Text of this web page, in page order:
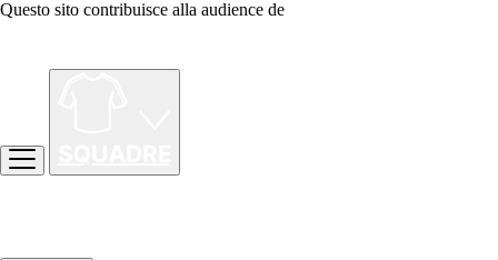
Questo sito contribuisce alla audience de